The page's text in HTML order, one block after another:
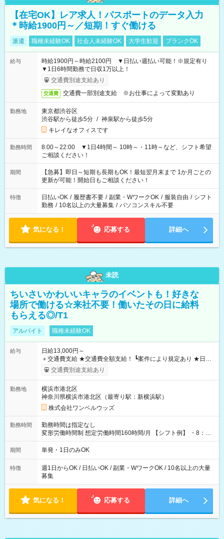
【在宅OK】レア求人！パスポートのデータ入力
＊時給1900円～／短期！すぐ働ける
派遣 職種未経験OK 社会人未経験OK 大学生歓迎 ブランクOK
給与
時給1900円～時給2100円 ▼日払い週払い可能！※規定有り
▼1日6時間勤務で日収1万以上！
交通費別途支給あり
交通費 交通費一部別途支給 ※お仕事によって変動あり
勤務地
東京都渋谷区
渋谷駅から徒歩5分 / 神泉駅から徒歩5分
キレイなオフィスです
勤務時間
8:00～22:00 ▼1日4時間～ 10時～・11時～など、シフト希望
ご相談ください！
期間
【急募】即日～短期も長期もOK！最短翌月末まで 1か月ごとの
更新が可能！開始日もご相談ください！
特徴 日払いOK / 履歴書不要 / 副業・WワークOK / 服装自由 / シフト
勤務 / 10名以上の大量募集 / パソコンスキル不要
気になる！ 応募する 詳細へ
未読
ちいさいかわいいキャラのイベントも！好きな
場所で働ける☆来社不要！働いたその日に給料
もらえる◎/T1
アルバイト 職種未経験OK
給与
日給13,000円～
＋交通費支給 ★交通費全額支給！ ┗案件により規定あり ★日払
いOK！（規定あり） ┗働いたその日に現金GET♪ お仕事後はコ
ンビニATMから 日払い分を引き落とせます！ 【試用期間】試
交通費別途支給あり
勤務地
横浜市港北区
神奈川県横浜市港北区（最寄り駅：新横浜駅）
株式会社ワンベルウッズ
勤務時間
勤務時間は指定なし
変形労働時間制 想定労働時間160時間/月 【シフト例】 ・8：00
～21：00
期間 単発・1日のみOK
特徴
週1日からOK / 日払いOK / 副業・WワークOK / 10名以上の大量
募集
気になる！ 応募する 詳細へ